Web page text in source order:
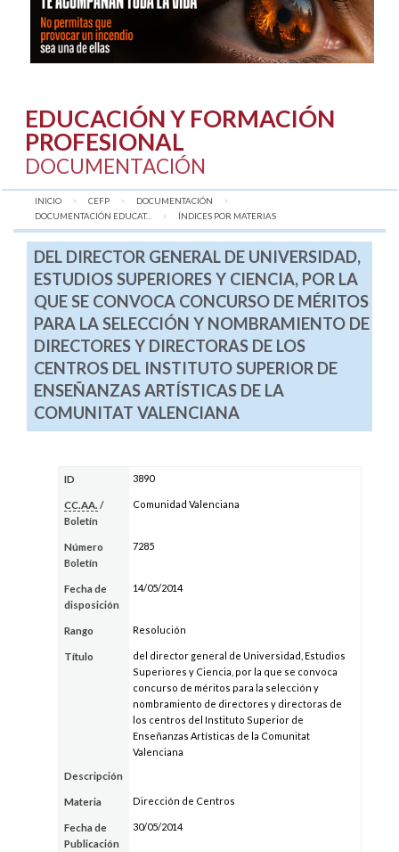
EDUCACIÓN Y FORMACIÓN
PROFESIONAL
DOCUMENTACIÓN
INICIO CEFP
DOCUMENTACIÓN
DOCUMENTACIÓN EDUCAT...
AQUÍ:
ÍNDICES POR MATERIAS
DEL DIRECTOR GENERAL DE UNIVERSIDAD,
ESTUDIOS SUPERIORES Y CIENCIA, POR LA
QUE SE CONVOCA CONCURSO DE MÉRITOS
PARA LA SELECCIÓN Y NOMBRAMIENTO DE
DIRECTORES Y DIRECTORAS DE LOS
CENTROS DEL INSTITUTO SUPERIOR DE
ENSEÑANZAS ARTÍSTICAS DE LA
COMUNITAT VALENCIANA
ID 3890
CC.AA. /
Boletín
Comunidad Valenciana
Número
Boletín
7285
Fecha de
disposición
14/05/2014
Rango Resolución
Título
del director general de Universidad, Estudios
Superiores y Ciencia, por la que se convoca
concurso de méritos para la selección y
nombramiento de directores y directoras de
los centros del Instituto Superior de
Enseñanzas Artísticas de la Comunitat
Valenciana
Descripción
Materia Dirección de Centros
Fecha de
Publicación
30/05/2014